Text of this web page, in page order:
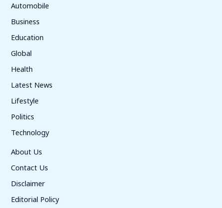
Automobile
Business
Education
Global
Health
Latest News
Lifestyle
Politics
Technology
About Us
Contact Us
Disclaimer
Editorial Policy